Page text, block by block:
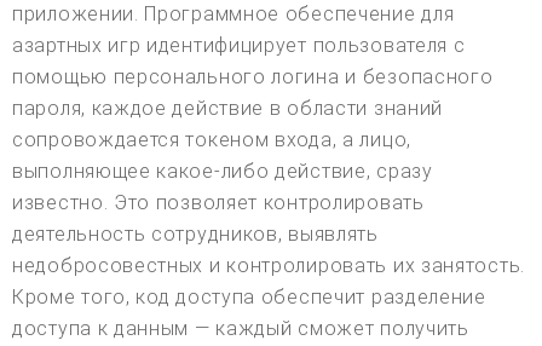
приложении. Программное обеспечение для
азартных игр идентифицирует пользователя с
помощью персонального логина и безопасного
пароля, каждое действие в области знаний
сопровождается токеном входа, а лицо,
выполняющее какое-либо действие, сразу
известно. Это позволяет контролировать
деятельность сотрудников, выявлять
недобросовестных и контролировать их занятость.
Кроме того, код доступа обеспечит разделение
доступа к данным — каждый сможет получить